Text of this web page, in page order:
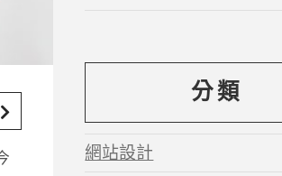
分類
網站設計